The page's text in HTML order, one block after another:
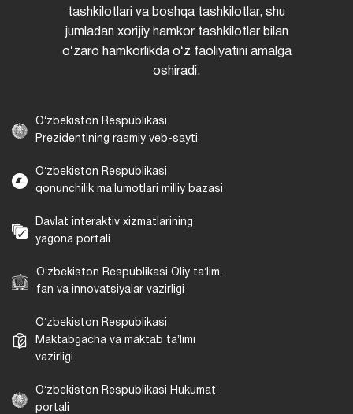
tashkilotlari va boshqa tashkilotlar, shu
jumladan xorijiy hamkor tashkilotlar bilan
oʻzaro hamkorlikda oʻz faoliyatini amalga
oshiradi.
Oʻzbekiston Respublikasi
Prezidentining rasmiy veb-sayti
Oʻzbekiston Respublikasi
qonunchilik maʼlumotlari milliy bazasi
Davlat interaktiv xizmatlarining
yagona portali
Oʻzbekiston Respublikasi Oliy taʼlim,
fan va innovatsiyalar vazirligi
Oʻzbekiston Respublikasi
Maktabgacha va maktab taʼlimi
vazirligi
Oʻzbekiston Respublikasi Hukumat
portali